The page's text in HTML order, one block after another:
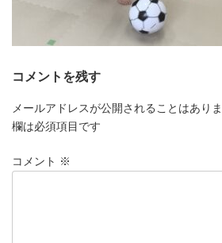
コメントを残す
メールアドレスが公開されることはありま
欄は必須項目です
コメント ※